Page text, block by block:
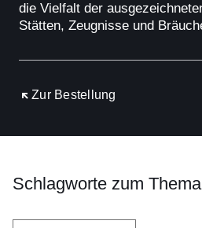
die Vielfalt der
Stätten, Zeugnisse und
Zur Bestellung
Öffnet sich in einem neuen
Schlagworte zum Thema